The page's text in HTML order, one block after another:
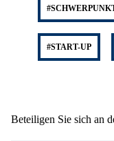
#START-UP
Beteiligen Sie sich an